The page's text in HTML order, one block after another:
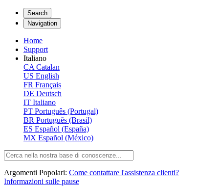
Search
Navigation
Home
Support
Italiano
CA Catalan
US English
FR Français
DE Deutsch
IT Italiano
PT Português (Portugal)
BR Português (Brasil)
ES Español (España)
MX Español (México)
Argomenti Popolari: Come contattare l'assistenza clienti?
Informazioni sulle pause